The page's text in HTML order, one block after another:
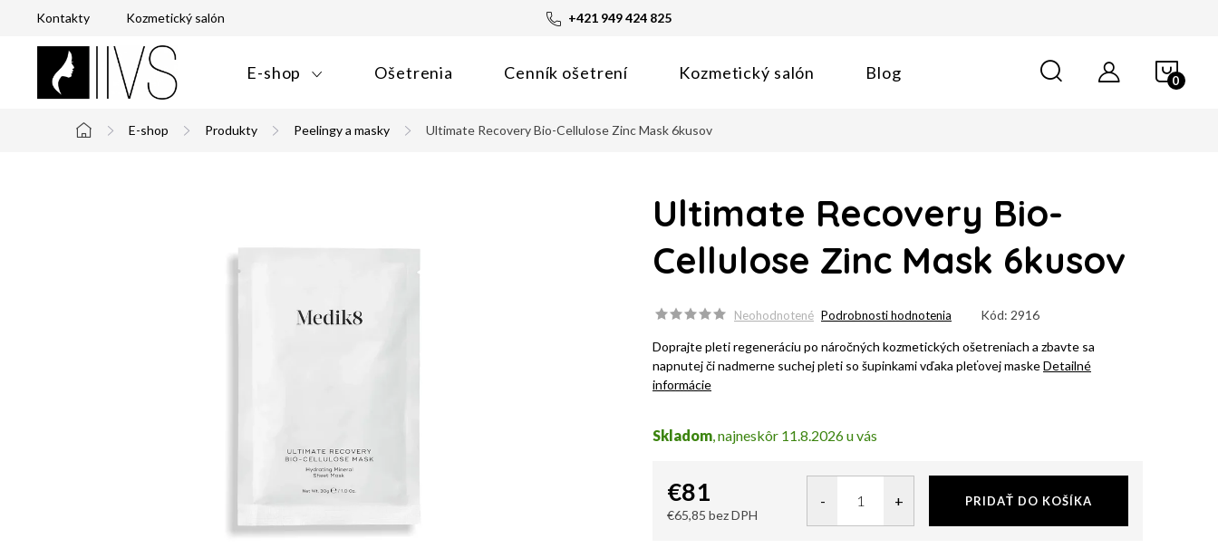
+421 949 424 825
Kontakty Kozmetický salón
E-shop Ošetrenia Cenník ošetrení Kozmetický salón Blog
Domov
E-shop Produkty Peelingy a masky Ultimate Recovery Bio-Cellulose Zinc Mask 6kusov
Ultimate Recovery Bio-
Cellulose Zinc Mask 6kusov
Neohodnotené Podrobnosti hodnotenia Kód: 2916
Doprajte pleti regeneráciu po náročných kozmetických ošetreniach a zbavte sa
napnutej či nadmerne suchej pleti so šupinkami vďaka pleťovej maskeDetailné
informácie
Skladom 11.8.2026
€81
€65,85 bez DPH
PRIDAŤ DO KOŠÍKA